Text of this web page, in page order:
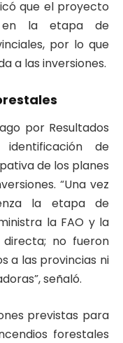
que el proyecto
en la etapa de
por lo que
a las inversiones.
por Resultados
de
de los planes
“Una vez
la etapa de
la FAO y la
no fueron
a las provincias ni
señaló.
previstas para
forestales